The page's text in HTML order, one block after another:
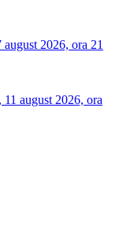
2026, ora 21
august 2026, ora